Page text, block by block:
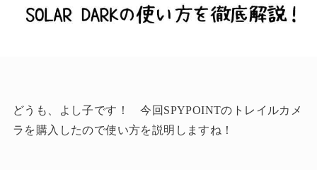
どうも、よし子です！ 今回SPYPOINTのトレイルカメ
ラを購入したので使い方を説明しますね！